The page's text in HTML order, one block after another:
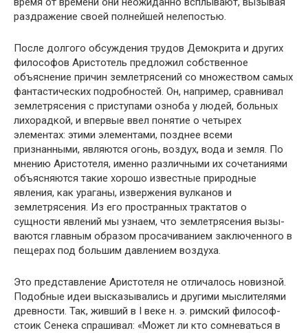
раздражение своей полнейшей не­лепостью.
После долгого обсуждения трудов Демокрита и других
философов Аристотель предложил собственное
объясне­ние причин землетрясений со множеством самых
фанта­стических подробностей. Он, например, сравнивал
земле­трясения с приступами озноба у людей, больных
лихорад­кой, и впервые ввел понятие о четырех
элементах: этими элементами, позднее всеми
признанными, являются огонь, воздух, вода и земля. По
мнению Аристотеля, именно раз­личными их сочетаниями
объясняются такие хорошо из­вестные природные
явления, как ураганы, извержения вулканов и
землетрясения. Из его пространных трактатов о
сущности явлений мы узнаем, что землетрясения вызы­
ваются главным образом просачиванием заключенного в
пещерах под большим давлением воздуха.
Это представление Аристотеля не отличалось новиз­ной.
Подобные идеи высказывались и другими мыслите­лями
древности. Так, живший в I веке н. э. римский фило­соф-
стоик Сенека спрашивал: «Может ли кто сомневаться в